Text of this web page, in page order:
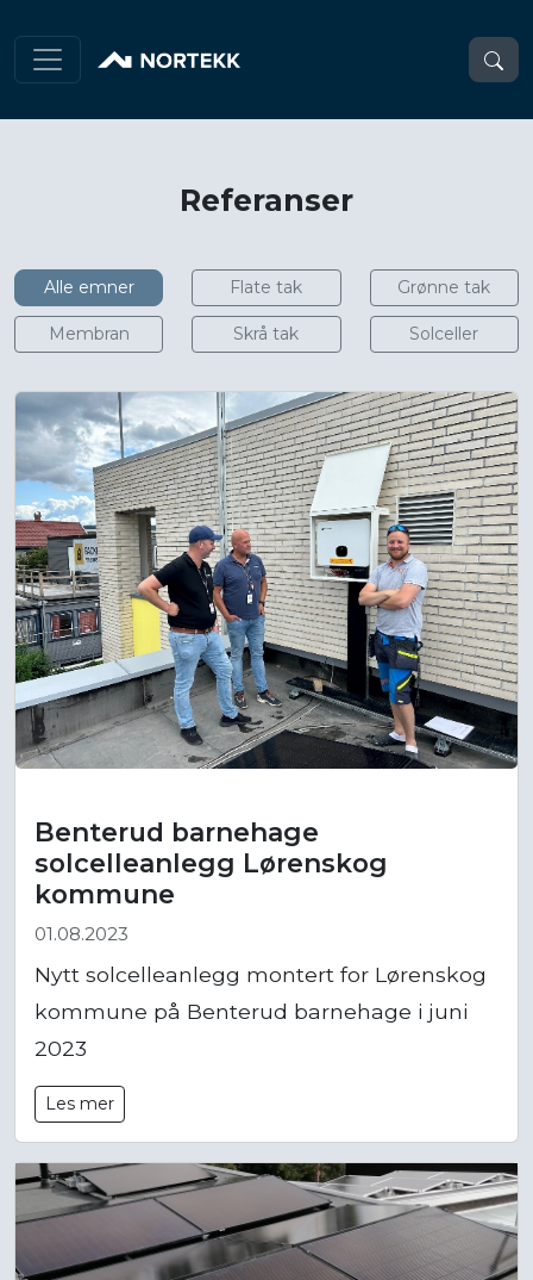
Referanser
Alle emner Flate tak Grønne tak
Membran Skrå tak Solceller
Benterud barnehage
solcelleanlegg Lørenskog
kommune
01.08.2023
Nytt solcelleanlegg montert for Lørenskog
kommune på Benterud barnehage i juni
2023
Les mer